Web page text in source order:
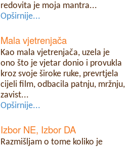
redovita je moja mantra...
Opširnije...
Mala vjetrenjača
Kao mala vjetrenjača, uzela je
ono što je vjetar donio i provukla
kroz svoje široke ruke, prevrtjela
cijeli film, odbacila patnju, mržnju,
zavist...
Opširnije...
Izbor NE, Izbor DA
Razmišljam o tome koliko je